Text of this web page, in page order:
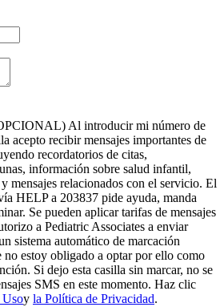
Al introducir mi número de
acepto recibir mensajes importantes de
recordatorios de citas,
información sobre salud infantil,
mensajes relacionados con el servicio. El
HELP a 203837 pide ayuda, manda
Se pueden aplicar tarifas de mensajes
a Pediatric Associates a enviar
sistema automático de marcación
estoy obligado a optar por ello como
Si dejo esta casilla sin marcar, no se
SMS en este momento. Haz clic
Usoy la Política de Privacidad.